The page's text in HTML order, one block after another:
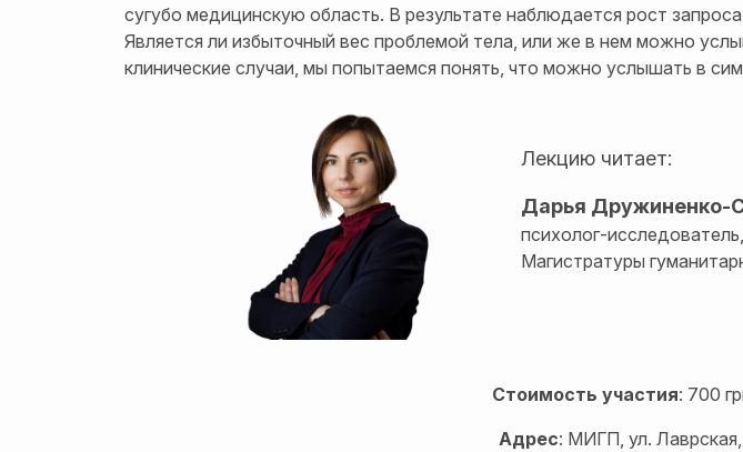
сугубо медицинскую область. В результате наблюдается рост
Является ли избыточный вес проблемой тела, или же в нем можно
клинические случаи, мы попытаемся понять, что можно услышать в
Лекцию читает:
Дарья Дружиненко-
психолог-
Магистратуры
Стоимость участия: 700
Адрес: МИГП, ул.